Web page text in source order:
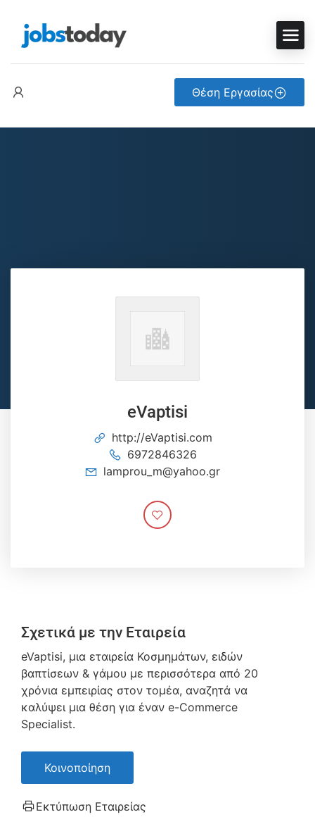
Θέση Εργασίας
eVaptisi
http://eVaptisi.com
6972846326
lamprou_m@yahoo.gr
Σχετικά με την Εταιρεία
eVaptisi, μια εταιρεία Κοσμημάτων, ειδών
βαπτίσεων & γάμου με περισσότερα από 20
χρόνια εμπειρίας στον τομέα, αναζητά να
καλύψει μια θέση για έναν e-Commerce
Specialist.
Κοινοποίηση
Εκτύπωση Εταιρείας